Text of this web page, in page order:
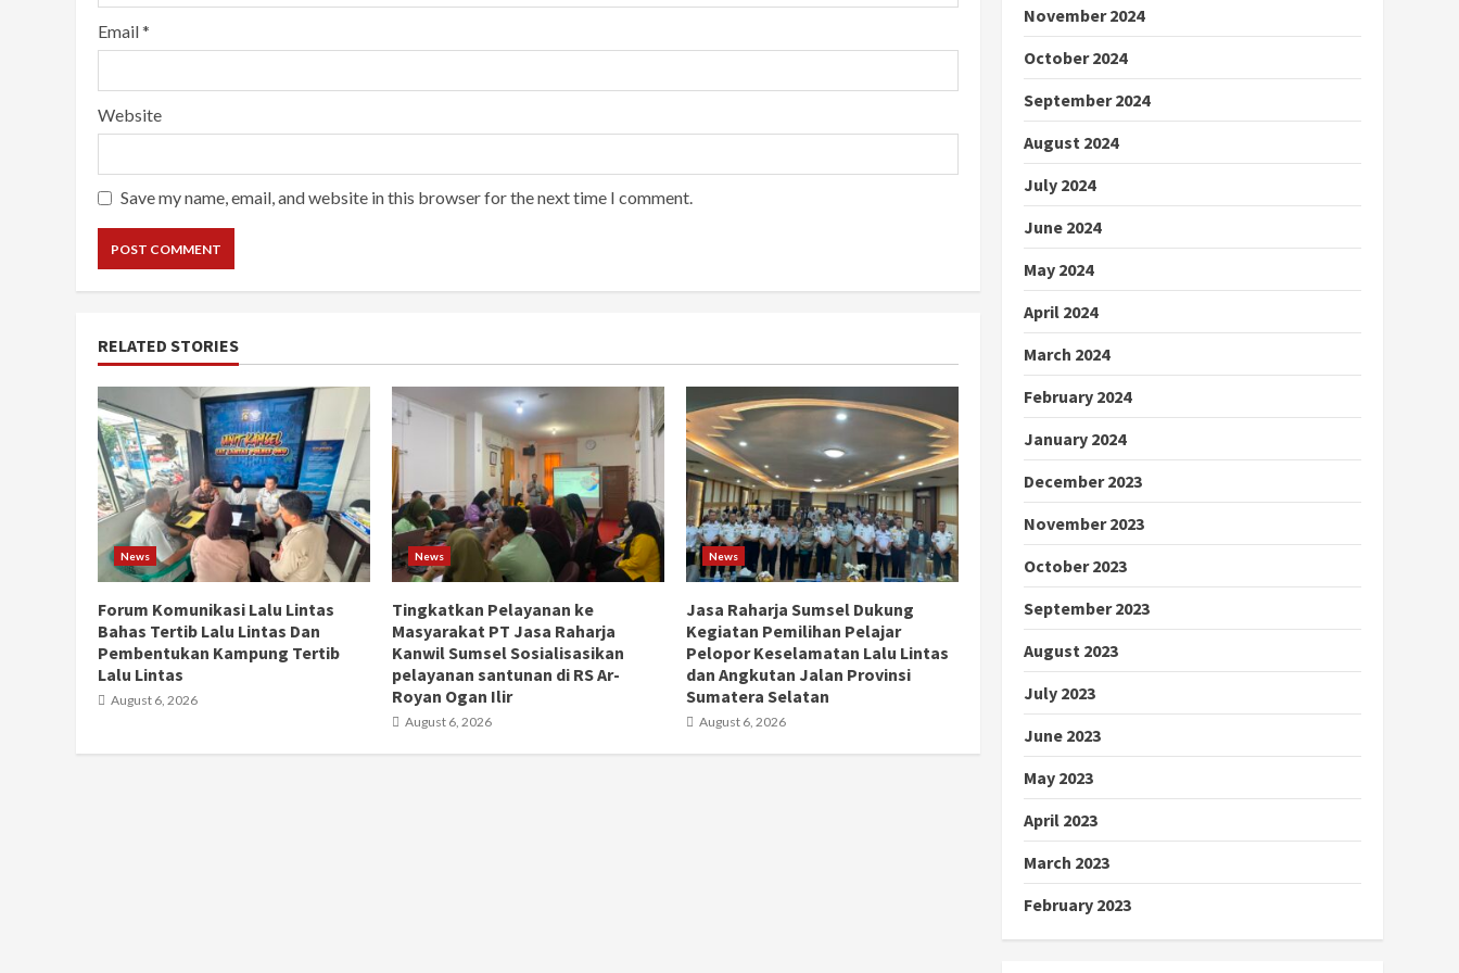
Email*
Website
Save my name, email, and website in this browser for the next time I comment.
RELATED STORIES
News
Forum Komunikasi Lalu Lintas
Bahas Tertib Lalu Lintas Dan
Pembentukan Kampung Tertib
Lalu Lintas
August 6, 2026
News
Tingkatkan Pelayanan ke
Masyarakat PT Jasa Raharja
Kanwil Sumsel Sosialisasikan
pelayanan santunan di RS Ar-
Royan Ogan Ilir
August 6, 2026
News
Jasa Raharja Sumsel Dukung
Kegiatan Pemilihan Pelajar
Pelopor Keselamatan Lalu Lintas
dan Angkutan Jalan Provinsi
Sumatera Selatan
August 6, 2026
November 2024
October 2024
September 2024
August 2024
July 2024
June 2024
May 2024
April 2024
March 2024
February 2024
January 2024
December 2023
November 2023
October 2023
September 2023
August 2023
July 2023
June 2023
May 2023
April 2023
March 2023
February 2023